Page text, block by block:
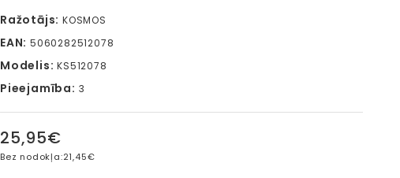
Ražotājs: KOSMOS
EAN: 5060282512078
Modelis: KS512078
Pieejamība: 3
25,95€
Bez nodokļa:21,45€